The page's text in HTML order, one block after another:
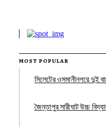
MOST POPULAR
সিলেটের ওসমানীনগরে দুই
জৈন্তাপুর সারীঘাট উচ্চ